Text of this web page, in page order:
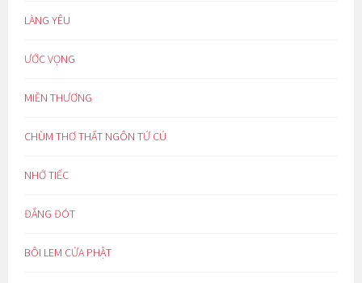
LÀNG YÊU
ƯỚC VỌNG
MIỀN THƯƠNG
CHÙM THƠ THẤT NGÔN TỨ CÚ
NHỚ TIẾC
ĐẮNG ĐÓT
BÔI LEM CỬA PHẬT